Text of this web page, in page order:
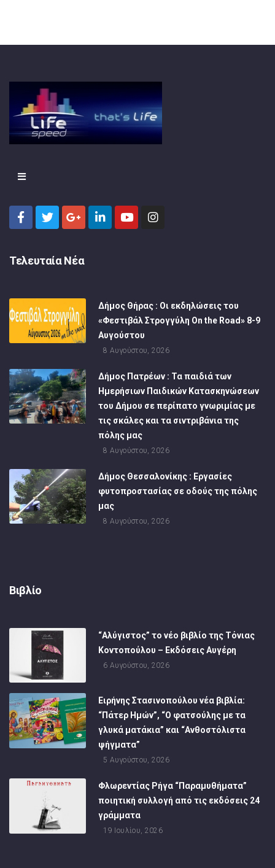
Τελευταία Νέα
Δήμος Θήρας : Οι εκδηλώσεις του
«Φεστιβάλ Στρογγύλη On the Road» 8-9
Αυγούστου
8 Αυγούστου, 2026
Δήμος Πατρέων : Τα παιδιά των
Ημερήσιων Παιδικών Κατασκηνώσεων
του Δήμου σε περίπατο γνωριμίας με
τις σκάλες και τα σιντριβάνια της
πόλης μας
8 Αυγούστου, 2026
Δήμος Θεσσαλονίκης : Εργασίες
φυτοπροστασίας σε οδούς της πόλης
μας
8 Αυγούστου, 2026
Βιβλίο
“Αλύγιστος” το νέο βιβλίο της Τόνιας
Κοντοπούλου – Εκδόσεις Αυγέρη
6 Αυγούστου, 2026
Ειρήνης Στασινοπούλου νέα βιβλία:
“Πάτερ Ημών”, “Ο φατσούλης με τα
γλυκά ματάκια” και “Ανθοστόλιστα
ψήγματα”
5 Αυγούστου, 2026
Φλωρεντίας Ρήγα “Παραμυθήματα”
ποιητική συλλογή από τις εκδόσεις 24
γράμματα
19 Ιουλίου, 2026